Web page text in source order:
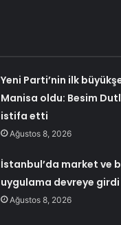
Yeni Parti’nin ilk
Manisa oldu: Besim
istifa etti
Ağustos 8, 2026
İstanbul’da market ve
uygulama devreye girdi
Ağustos 8, 2026